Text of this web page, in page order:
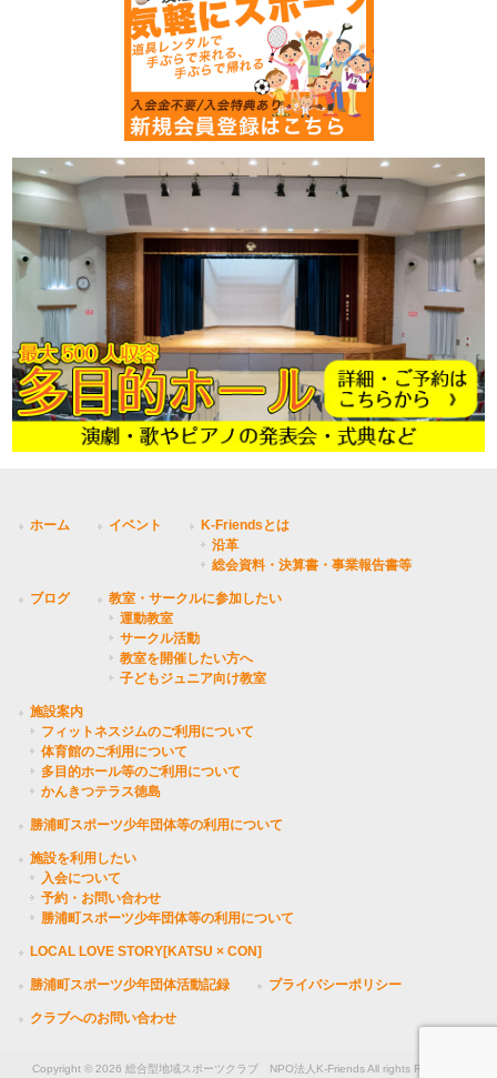
ホーム イベント
K-Friendsとは
沿革
総会資料・決算書・事業報告書等
ブログ
教室・サークルに参加したい
運動教室
サークル活動
教室を開催したい方へ
子どもジュニア向け教室
施設案内
フィットネスジムのご利用について
体育館のご利用について
多目的ホール等のご利用について
かんきつテラス徳島
勝浦町スポーツ少年団体等の利用について
施設を利用したい
入会について
予約・お問い合わせ
勝浦町スポーツ少年団体等の利用について
LOCAL LOVE STORY[KATSU × CON]
勝浦町スポーツ少年団体活動記録 プライバシーポリシー
クラブへのお問い合わせ
Copyright © 2026 総合型地域スポーツクラブ NPO法人K-Friends All rights Reserved.